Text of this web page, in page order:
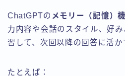
ChatGPTの メモリー（記憶）
力内容や会話のスタイル、好
習して、次回以降の回答に活か
たとえば：